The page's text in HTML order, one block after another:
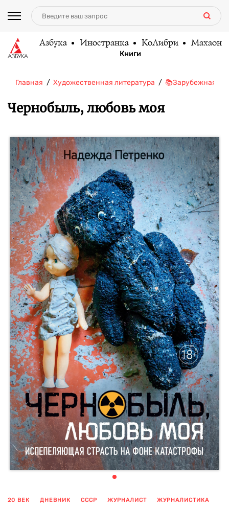
Азбука Иностранка КоЛибри Махаон
Книги
Главная Художественная литература 📚Зарубежная
Чернобыль, любовь моя
20 ВЕК ДНЕВНИК СССР ЖУРНАЛИСТ
ЖУРНАЛИСТИКА